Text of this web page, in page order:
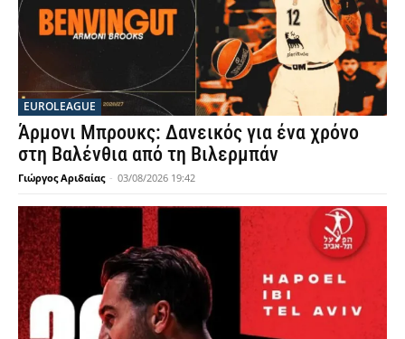
EUROLEAGUE
Άρμονι Μπρουκς: Δανεικός για ένα χρόνο
στη Βαλένθια από τη Βιλερμπάν
Γιώργος Αριδαίας - 03/08/2026 19:42